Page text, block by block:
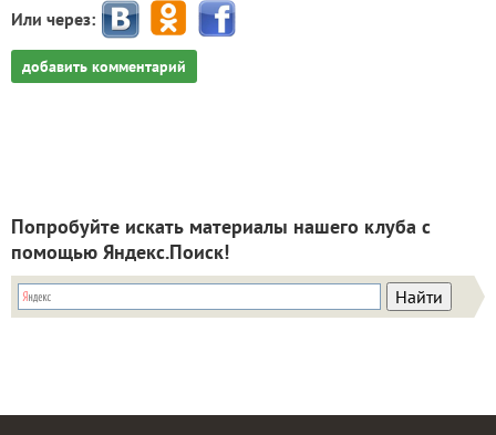
Или через:
добавить комментарий
Попробуйте искать материалы нашего клуба с
помощью Яндекс.Поиск!